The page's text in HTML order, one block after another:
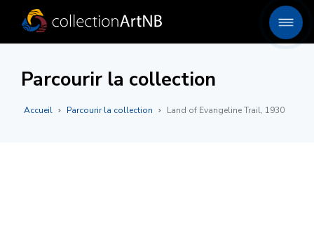
Parcourir la collection
Accueil Parcourir la collection Land of Evangeline Trail, 1930